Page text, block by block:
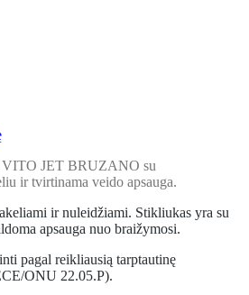
VITO JET BRUZANO su
ir tvirtinama veido apsauga.
ir nuleidžiami. Stikliukas yra su
apsauga nuo braižymosi.
pagal reikliausią tarptautinę
ONU 22.05.P).